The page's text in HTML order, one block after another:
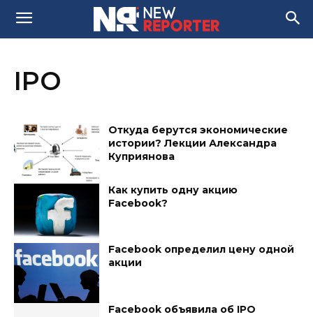
IPO
Откуда берутся экономические
истории? Лекции Александра
Куприянова
Как купить одну акцию
Facebook?
Facebook определил цену одной
акции
Facebook объявила об IPO